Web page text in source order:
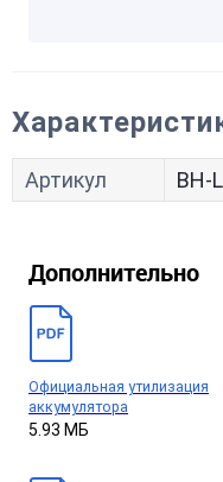
Артикул BH-
Дополнительно
Официальная утилизация
аккумулятора
5.93 МБ